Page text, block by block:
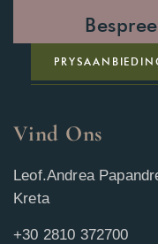
Vind Ons
Leof.Andrea
Kreta
+30 2810 372700